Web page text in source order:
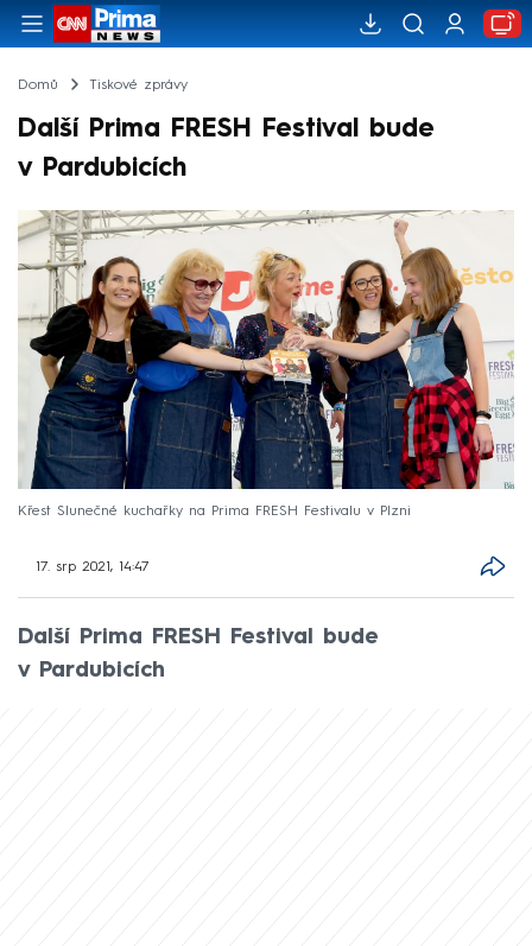
Domů Tiskové zprávy
Další Prima FRESH Festival bude
v Pardubicích
Křest Slunečné kuchařky na Prima FRESH Festivalu v Plzni
17. srp 2021, 14:47
Další Prima FRESH Festival bude
v Pardubicích